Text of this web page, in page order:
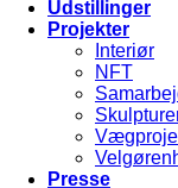
Udstillinger
Projekter
Interiør
NFT
Presse